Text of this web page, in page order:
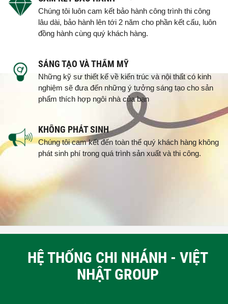
Chúng tôi luôn cam kết bảo hành công trình thi công
lâu dài, bảo hành lên tới 2 năm cho phần kết cấu, luôn
đồng hành cùng quý khách hàng.
SÁNG TẠO VÀ THẨM MỸ
Những kỹ sư thiết kế về kiến trúc và nội thất có kinh
nghiệm sẽ đưa đến những ý tưởng sáng tạo cho sản
phẩm thích hợp ngôi nhà của bạn
KHÔNG PHÁT SINH
Chúng tôi cam kết đến toàn thể quý khách hàng không
phát sinh phí trong quá trình sản xuất và thi công.
HỆ THỐNG CHI NHÁNH - VIỆT
NHẬT GROUP